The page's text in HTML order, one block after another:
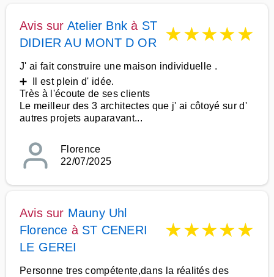
Avis sur Atelier Bnk à ST
DIDIER AU MONT D OR
★★★★★
J' ai fait construire une maison individuelle .
➕ Il est plein d' idée.
Très à l'écoute de ses clients
Le meilleur des 3 architectes que j' ai côtoyé sur d'
autres projets auparavant...
Florence
22/07/2025
Avis sur Mauny Uhl
Florence à ST CENERI
LE GEREI
★★★★★
Personne tres compétente,dans la réalités des